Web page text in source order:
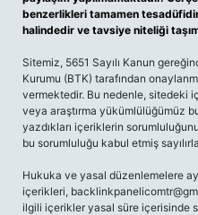
benzerlikleri tamamen
halindedir ve tavsiye niteliği
Sitemiz, 5651 Sayılı Kanun
Kurumu (BTK) tarafından
vermektedir. Bu nedenle, sitedeki
veya araştırma yükümlülüğümüz
yazdıkları içeriklerin
bu sorumluluğu kabul etmiş
Hukuka ve yasal düzenlemelere
içerikleri,
ilgili içerikler yasal süre içerisinde